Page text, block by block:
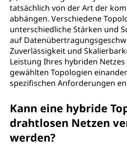
tatsächlich von der Art der
abhängen. Verschiedene
unterschiedliche Stärken und
auf
Zuverlässigkeit und
Leistung Ihres hybriden
gewählten Topologien
spezifischen Anforderungen
Kann eine hybride
drahtlosen Netzen
werden?